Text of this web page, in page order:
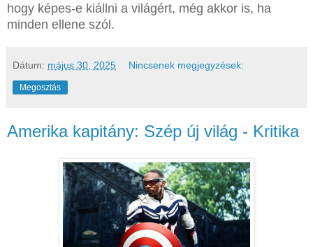
hogy képes-e kiállni a világért, még akkor is, ha
minden ellene szól.
Dátum: május 30, 2025 Nincsenek megjegyzések:
Megosztás
Amerika kapitány: Szép új világ - Kritika